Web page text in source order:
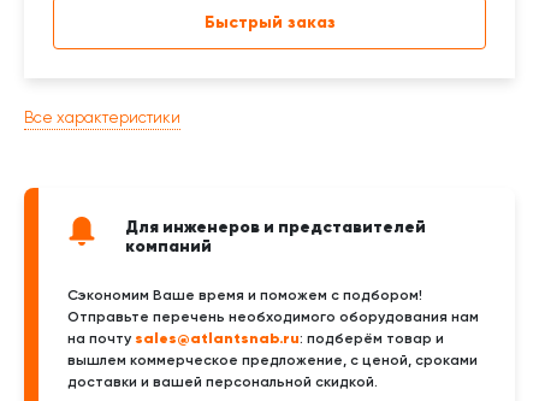
Все характеристики
Для инженеров и представителей
компаний
Сэкономим Ваше время и поможем с подбором!
Отправьте перечень необходимого оборудования нам
на почту sales@atlantsnab.ru: подберём товар и
вышлем коммерческое предложение, с ценой, сроками
доставки и вашей персональной скидкой.
Быстрый заказ